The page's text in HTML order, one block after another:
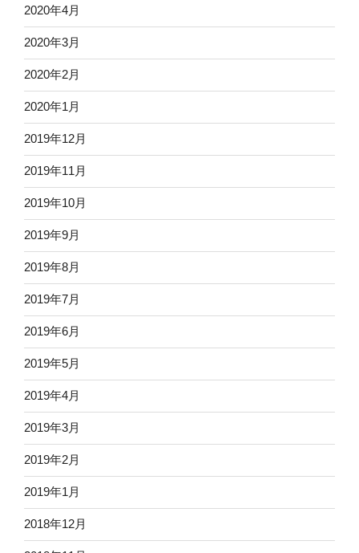
2020年4月
2020年3月
2020年2月
2020年1月
2019年12月
2019年11月
2019年10月
2019年9月
2019年8月
2019年7月
2019年6月
2019年5月
2019年4月
2019年3月
2019年2月
2019年1月
2018年12月